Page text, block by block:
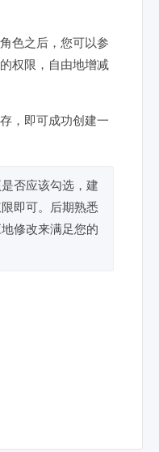
色之后，您可以参
权限，自由地增减
，即可成功创建一
否应该勾选，建
即可。后期熟悉
修改来满足您的